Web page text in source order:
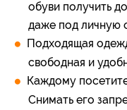
обуви получить
даже под личную
Подходящая
свободная и
Каждому
Снимать его